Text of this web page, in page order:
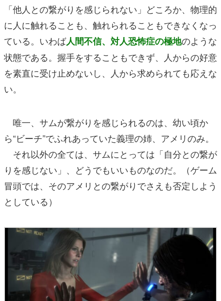
「他人との繋がりを感じられない」どころか、物理的
に人に触れることも、触れられることもできなくなっ
ている。いわば人間不信、対人恐怖症の極地のような
状態である。握手をすることもできず、人からの好意
を素直に受け止めないし、人から求められても応えな
い。
唯一、サムが繋がりを感じられるのは、幼い頃か
ら“ビーチ”でふれあっていた義理の姉、アメリのみ。
それ以外の全ては、サムにとっては「自分との繋が
りを感じない」、どうでもいいものなのだ。（ゲーム
冒頭では、そのアメリとの繋がりでさえも否定しよう
としている）